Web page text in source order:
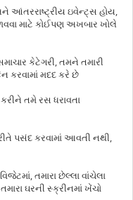
આંતરરાષ્ટ્રીય ઇવેન્ટ્સ હોય,
માટે કોઈપણ અખબાર ખોલે
કેટેગરી, તમને તમારી
કરવામાં મદદ કરે છે
તમે રસ ધરાવતા
પસંદ કરવામાં આવતી નથી,
તમારા છેલ્લા વાંચેલા
ઘરની સ્ક્રીનમાં ખેંચો